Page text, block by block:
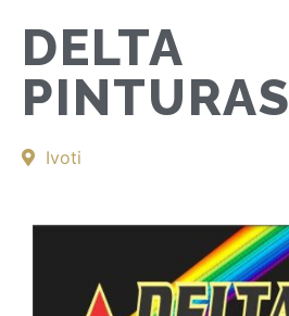
DELTA
PINTURAS
Ivoti